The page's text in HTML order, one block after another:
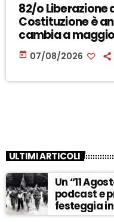
82/o Liberazione
Costituzione è
cambia a
today 07/08/2026
ULTIMI ARTICOLI
Un “11
podcast e
festeggia